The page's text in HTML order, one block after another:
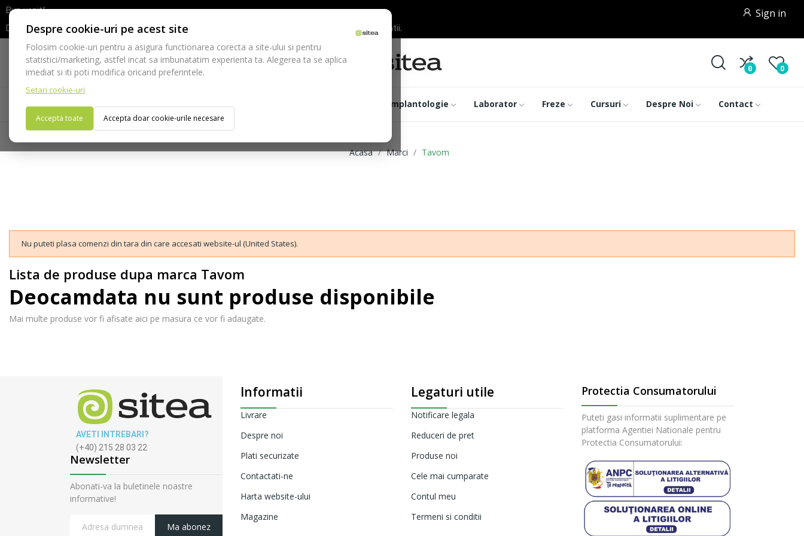
Despre cookie-uri pe acest site
Folosim cookie-uri pentru a asigura functionarea corecta a site-ului si pentru
statistici/marketing, astfel incat sa imbunatatim experienta ta. Alegerea ta se aplica
imediat si iti poti modifica oricand preferintele.
Setari cookie-uri
Accepta toate Accepta doar cookie-urile necesare
Bun venit!
Dupa efectuarea comenzii va rugam sa asteptati confirmarea stocurilor inainte de efectuarea platii.
Sign in
Telefon:
021-528 03 23
0 0
Acasa Consumabile Echipamente Implantologie Laborator Freze Cursuri Despre Noi Contact
Acasa Marci Tavom
Nu puteti plasa comenzi din tara din care accesati website-ul (United States).
Lista de produse dupa marca Tavom
Deocamdata nu sunt produse disponibile
Mai multe produse vor fi afisate aici pe masura ce vor fi adaugate.
AVETI INTREBARI?
(+40) 215 28 03 22
Newsletter
Abonati-va la buletinele noastre
informative!
Ma abonez
Informatii
Livrare
Despre noi
Plati securizate
Contactati-ne
Harta website-ului
Magazine
Legaturi utile
Notificare legala
Reduceri de pret
Produse noi
Cele mai cumparate
Contul meu
Termeni si conditii
Protectia Consumatorului
Puteti gasi informatii suplimentare pe
platforma Agentiei Nationale pentru
Protectia Consumatorului: